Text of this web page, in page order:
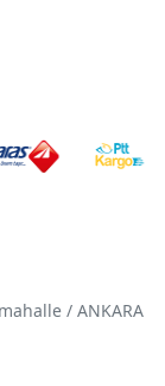
/ ANKARA